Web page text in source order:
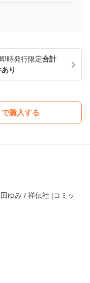
時発行限定合計
り
購入する
ゆみ / 祥伝社 [コミッ